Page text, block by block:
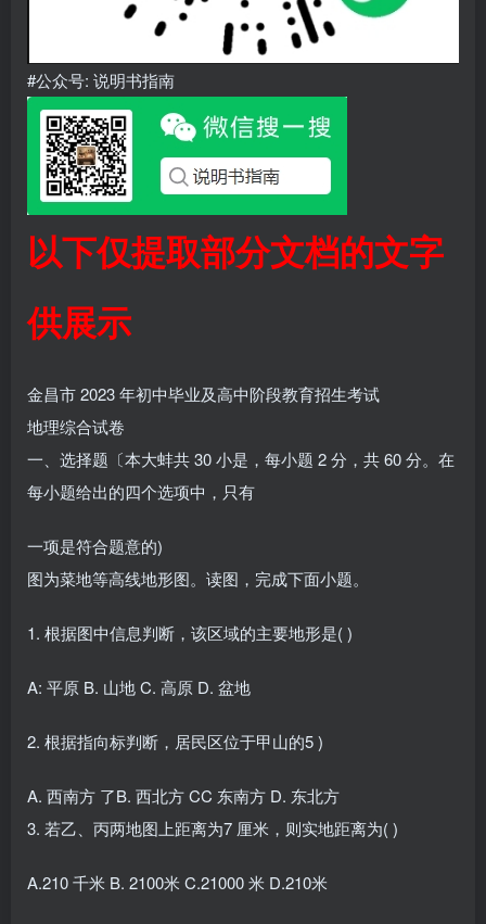
#公众号: 说明书指南
以下仅提取部分文档的文字
供展示
金昌市 2023 年初中毕业及高中阶段教育招生考试
地理综合试卷
一、选择题〔本大蚌共 30 小是，每小题 2 分，共 60 分。在
每小题给出的四个选项中，只有
一项是符合题意的)
图为菜地等高线地形图。读图，完成下面小题。
1. 根据图中信息判断，该区域的主要地形是( )
A: 平原 B. 山地 C. 高原 D. 盆地
2. 根据指向标判断，居民区位于甲山的5 )
A. 西南方 了B. 西北方 CC 东南方 D. 东北方
3. 若乙、丙两地图上距离为7 厘米，则实地距离为( )
A.210 千米 B. 2100米 C.21000 米 D.210米